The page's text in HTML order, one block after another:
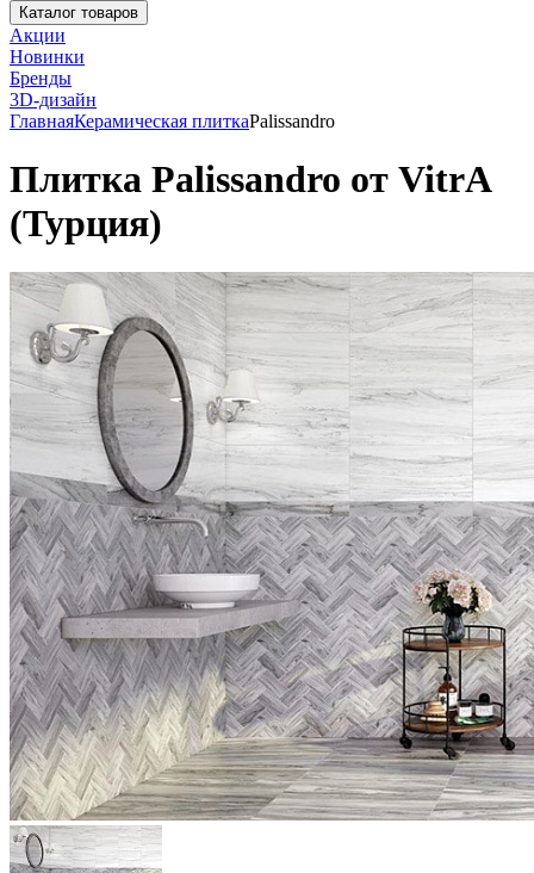
Каталог товаров
Акции
Новинки
Бренды
3D-дизайн
ГлавнаяКерамическая плиткаPalissandro
Плитка Palissandro от VitrA
(Турция)